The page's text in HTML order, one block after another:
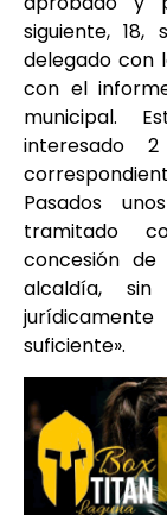
siguiente,
delegado con
con el
municipal.
interesado
Pasados
tramitado
concesión
alcaldía, sin
suficiente».